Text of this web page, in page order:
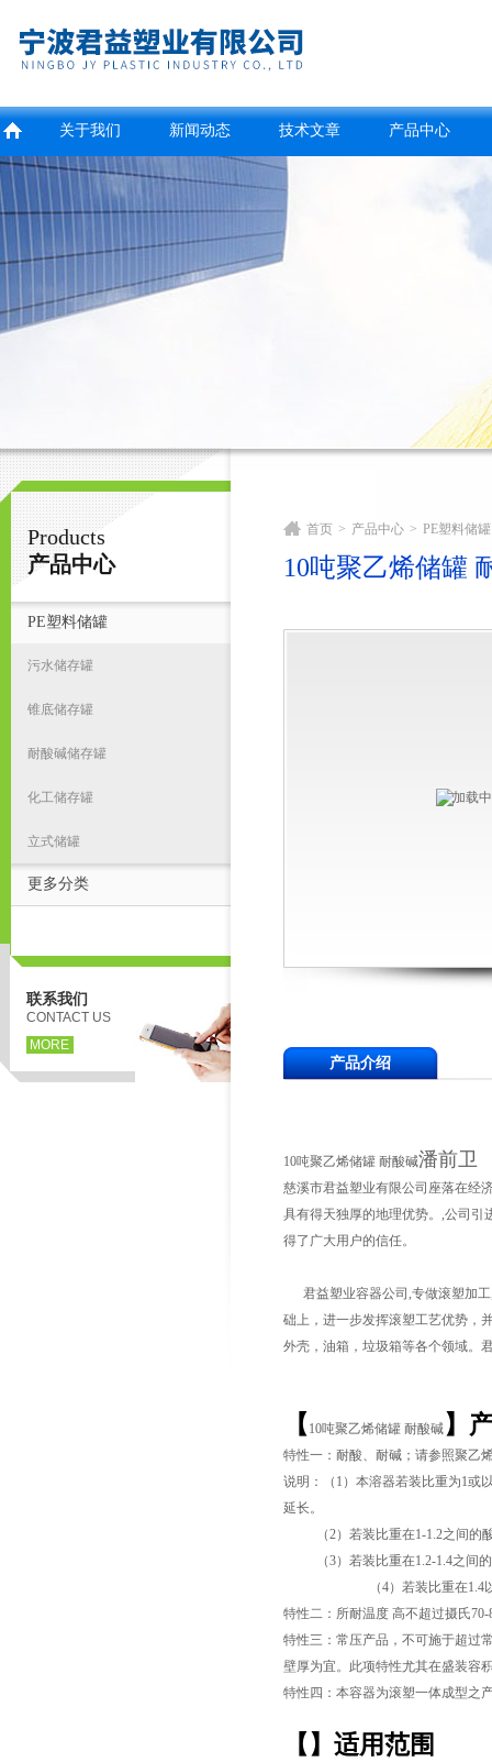
宁波君益塑业有限公司
关于我们 新闻动态 技术文章 产品中心
Products
产品中心
PE塑料储罐
污水储存罐
锥底储存罐
耐酸碱储存罐
化工储存罐
立式储罐
更多分类
联系我们
CONTACT US
MORE
首页 > 产品中心 > PE塑料储罐
10吨聚乙烯储罐
产品介绍
10吨聚乙烯储罐 耐酸碱潘前
慈溪市君益塑业有限公司座落在经
具有得天独厚的地理优势。,公司引
得了广大用户的信任。
君益塑业容器公司,专做滚塑加工
础上，进一步发挥滚塑工艺优势，
外壳，油箱，垃圾箱等各个领域。
【 10吨聚乙烯储罐 耐酸碱 】
特性一：耐酸、耐碱；请参照聚乙
说明：（1）本溶器若装比重为1或
延长。
（2）若装比重在1-1.2之间的酸
（3）若装比重在1.2-1.4之间的
（4）若装比重在1.4以上
特性二：所耐温度 高不超过摄氏
特性三：常压产品，不可施于超过
壁厚为宜。此项特性尤其在盛装容
特性四：本容器为滚塑一体成型之
【 】适用范围